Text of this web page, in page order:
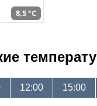
8,5 °C
12:00 15:00